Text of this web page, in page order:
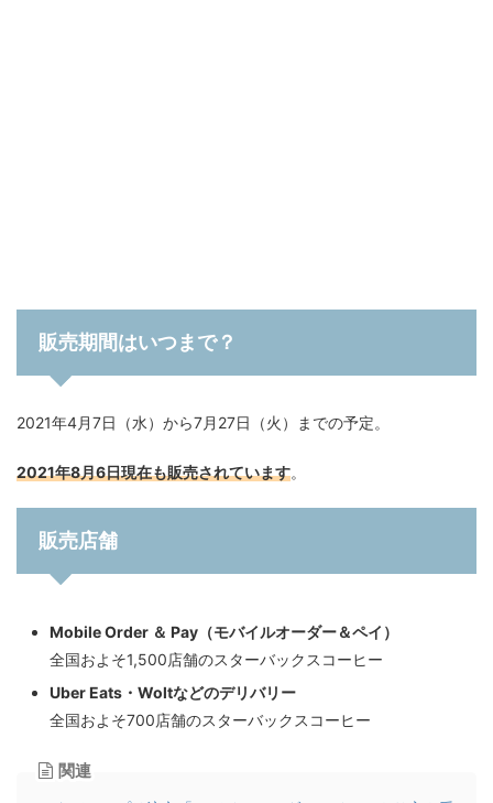
販売期間はいつまで？
2021年4月7日（水）から7月27日（火）までの予定。
2021年8月6日現在も販売されています。
販売店舗
Mobile Order ＆ Pay（モバイルオーダー＆ペイ）
全国およそ1,500店舗のスターバックスコーヒー
Uber Eats・Woltなどのデリバリー
全国およそ700店舗のスターバックスコーヒー
関連